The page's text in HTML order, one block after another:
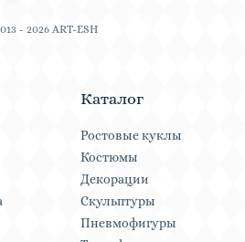
- 2026 ART-ESH
Каталог
Ростовые куклы
Костюмы
Декорации
Скульптуры
Пневмофигуры